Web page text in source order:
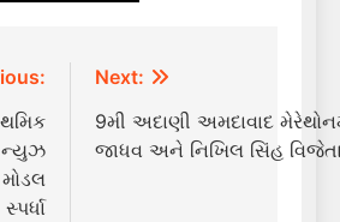
ન્યુઝ
Next:
9મી અદાણી અમદાવાદ
જાધવ અને નિખિલ સિંહ